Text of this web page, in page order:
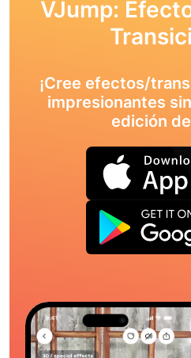
VJump:
¡Cree efectos/
impresionantes
edición